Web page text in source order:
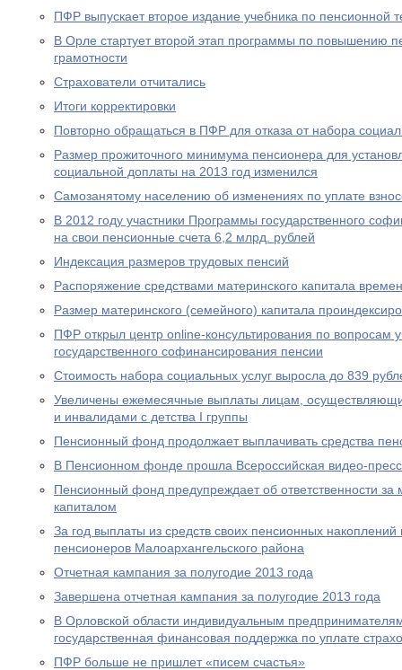
ПФР выпускает второе издание учебника по пенсионной
В Орле стартует второй этап программы по повышению
грамотности
Страхователи отчитались
Итоги корректировки
Повторно обращаться в ПФР для отказа от набора
Размер прожиточного минимума пенсионера для
социальной доплаты на 2013 год изменился
Самозанятому населению об изменениях по уплате
В 2012 году участники Программы государственного
на свои пенсионные счета 6,2 млрд. рублей
Индексация размеров трудовых пенсий
Распоряжение средствами материнского капитала
Размер материнского (семейного) капитала
ПФР открыл центр online-консультирования по вопросам
государственного софинансирования пенсии
Стоимость набора социальных услуг выросла до 839
Увеличены ежемесячные выплаты лицам,
и инвалидами с детства I группы
Пенсионный фонд продолжает выплачивать средства
В Пенсионном фонде прошла Всероссийская видео-
Пенсионный фонд предупреждает об ответственности
капиталом
За год выплаты из средств своих пенсионных накоплений
пенсионеров Малоархангельского района
Отчетная кампания за полугодие 2013 года
Завершена отчетная кампания за полугодие 2013 года
В Орловской области индивидуальным
государственная финансовая поддержка по уплате
ПФР больше не пришлет «писем счастья»